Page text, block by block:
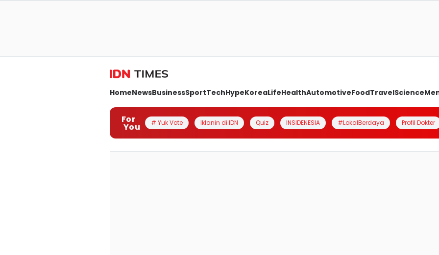
HomeNewsBusinessSportTechHypeKoreaLifeHealthAutomotiveFoodTravelScience
For
You # Yuk Vote Iklanin di IDN Quiz INSIDENESIA #LokalBerdaya Profil Dokter